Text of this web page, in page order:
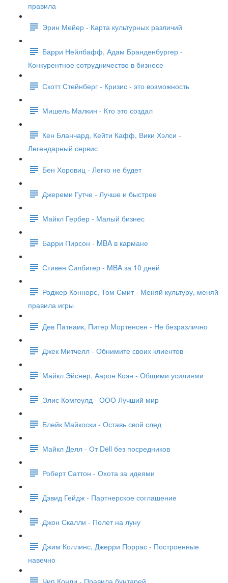
правила
Эрин Мейер - Карта культурных различий
Барри Нейлбафф, Адам Бранденбургер -
Конкурентное сотрудничество в бизнесе
Скотт Стейнберг - Кризис - это возможность
Мишель Малкин - Кто это создал
Кен Бланчард, Кейти Кафф, Вики Хэлси -
Легендарный сервис
Бен Хоровиц - Легко не будет
Джереми Гутче - Лучше и быстрее
Майкл Гербер - Малый бизнес
Барри Пирсон - MBA в кармане
Стивен Силбигер - MBA за 10 дней
Роджер Коннорс, Том Смит - Меняй культуру, меняй
правила игры
Дев Патнаик, Питер Мортенсен - Не безразлично
Джек Митчелл - Обнимите своих клиентов
Майкл Эйснер, Аарон Коэн - Общими усилиями
Элис Комгоулд - ООО Лучший мир
Блейк Майкоски - Оставь свой след
Майкл Делл - От Dell без посредников
Роберт Саттон - Охота за идеями
Дэвид Гейдж - Партнерское соглашение
Джон Скалли - Полет на луну
Джим Коллинс, Джерри Поррас - Построенные
навечно
Чип Конли - Правила бунтарей